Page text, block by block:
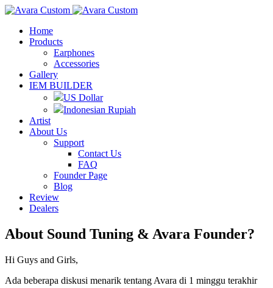
Home
Products
Earphones
Accessories
Gallery
IEM BUILDER
US Dollar
Indonesian Rupiah
Artist
About Us
Support
Contact Us
FAQ
Founder Page
Blog
Review
Dealers
About Sound Tuning & Avara Founder?
Hi Guys and Girls,
Ada beberapa diskusi menarik tentang Avara di 1 minggu terakhir